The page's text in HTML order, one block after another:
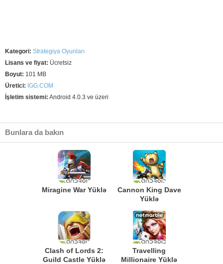
Kategori: Strategiya Oyunları
Lisans ve fiyat: Ücretsiz
Boyut: 101 MB
Üretici: IGG.COM
İşletim sistemi: Android 4.0.3 ve üzeri
Bunlara da bakın
Miragine War Yüklə
Cannon King Dave
Yüklə
Clash of Lords 2:
Guild Castle Yüklə
Travelling
Millionaire Yüklə